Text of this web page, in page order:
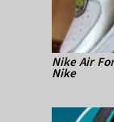
Nike Air
Nike